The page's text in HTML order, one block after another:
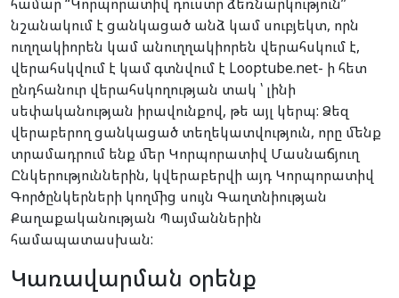
նշանակում է ցանկացած անձ կամ սուբյեկտ, որն
ուղղակիորեն կամ անուղղակիորեն վերահսկում է,
վերահսկվում է կամ գտնվում է Looptube.net- ի հետ
ընդհանուր վերահսկողության տակ ՝ լինի
սեփականության իրավունքով, թե այլ կերպ: Ձեզ
վերաբերող ցանկացած տեղեկատվություն, որը մենք
տրամադրում ենք մեր Կորպորատիվ Մասնաճյուղ
Ընկերություններին, կվերաբերվի այդ Կորպորատիվ
Գործընկերների կողմից սույն Գաղտնիության
Քաղաքականության Պայմաններին
համապատասխան:
Կառավարման օրենք